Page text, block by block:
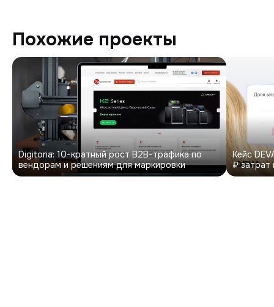
Похожие проекты
Digitoria: 10-кратный рост B2B-трафика по
вендорам и решениям для маркировки
Кейс
₽ затрат